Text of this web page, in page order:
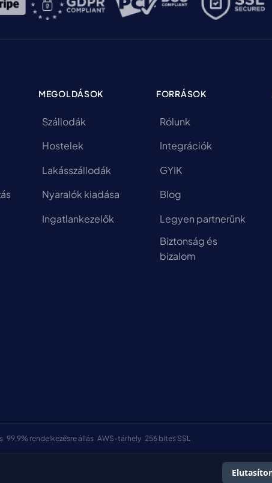
MEGOLDÁSOK
Szállodák
Hostelek
Lakásszállodák
Nyaralók kiadása
Ingatlankezelők
FORRÁSOK
Rólunk
Integrációk
GYIK
Blog
Legyen partnerünk
Biztonság és
bizalom
99,9% rendelkezésre állás AWS-tárhely 256 bites SSL
Adatvédelmi